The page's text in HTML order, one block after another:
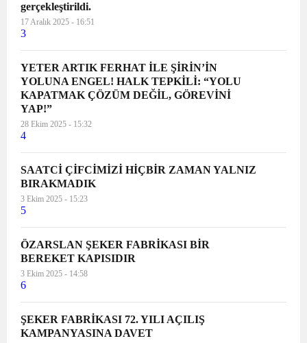
gerçekleştirildi.
17 Aralık 2025 - 16:51
3
YETER ARTIK FERHAT İLE ŞİRİN’İN
YOLUNA ENGEL! HALK TEPKİLİ: “YOLU
KAPATMAK ÇÖZÜM DEĞİL, GÖREVİNİ
YAP!”
28 Ekim 2025 - 15:32
4
SAATCİ ÇİFCİMİZİ HİÇBİR ZAMAN YALNIZ
BIRAKMADIK
3 Ekim 2025 - 15:23
5
ÖZARSLAN ŞEKER FABRİKASI BİR
BEREKET KAPISIDIR
3 Ekim 2025 - 14:58
6
ŞEKER FABRİKASI 72. YILI AÇILIŞ
KAMPANYASINA DAVET